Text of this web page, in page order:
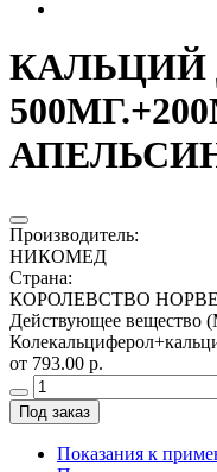
КАЛЬЦИЙ
Производитель:
НИКОМЕД
Страна:
КОРОЛЕВСТВО
Действующее
от 793.00 р.
Под заказ
Показания к